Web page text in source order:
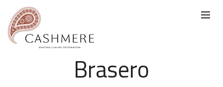
Brasero